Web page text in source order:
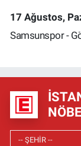
17 Ağustos,
Samsunspor -